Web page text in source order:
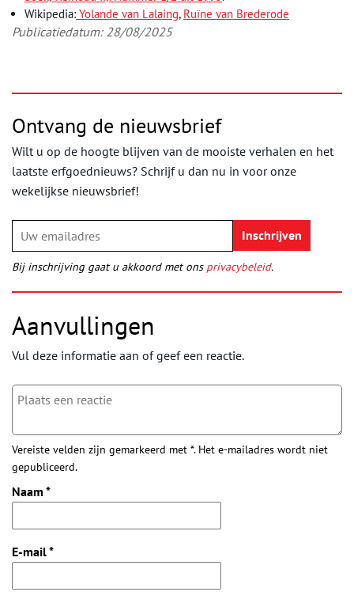
Wikipedia: Yolande van Lalaing, Ruïne van Brederode
Publicatiedatum: 28/08/2025
Ontvang de nieuwsbrief
Wilt u op de hoogte blijven van de mooiste verhalen en het
laatste erfgoednieuws? Schrijf u dan nu in voor onze
wekelijkse nieuwsbrief!
Bij inschrijving gaat u akkoord met ons privacybeleid.
Aanvullingen
Vul deze informatie aan of geef een reactie.
Vereiste velden zijn gemarkeerd met *. Het e-mailadres wordt niet
gepubliceerd.
Naam *
E-mail*